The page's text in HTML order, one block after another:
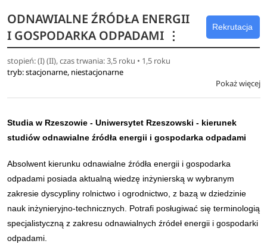
ODNAWIALNE ŹRÓDŁA ENERGII
I GOSPODARKA ODPADAMI ⋮
Rekrutacja
stopień: (I) (II), czas trwania: 3,5 roku • 1,5 roku
tryb: stacjonarne, niestacjonarne
Pokaż więcej
Studia w Rzeszowie - Uniwersytet Rzeszowski - kierunek
studiów odnawialne źródła energii i gospodarka odpadami
Absolwent kierunku odnawialne źródła energii i gospodarka
odpadami posiada aktualną wiedzę inżynierską w wybranym
zakresie dyscypliny rolnictwo i ogrodnictwo, z bazą w dziedzinie
nauk inżynieryjno-technicznych. Potrafi posługiwać się terminologią
specjalistyczną z zakresu odnawialnych źródeł energii i gospodarki
odpadami.